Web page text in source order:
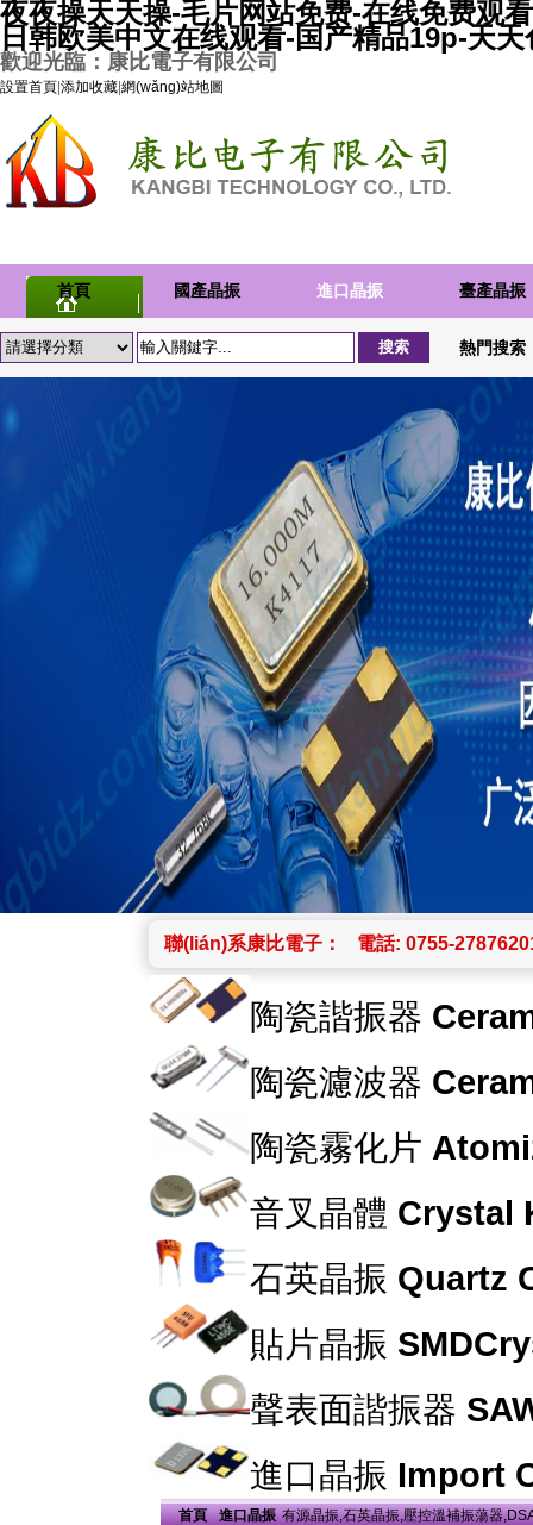
夜夜操天天操-毛片网站免费-在线免费观
日韩欧美中文在线观看-国产精品19p-天
歡迎光臨：康比電子有限公司
設置首頁 添加收藏 網(wǎng)站地圖
首頁 國產晶振 進口晶振 臺產晶振
熱門搜索
聯(lián)系康比電子： 電話: 0755-
陶瓷諧振器
陶瓷濾波器
陶瓷霧化片
音叉晶體 Crystal
石英晶振 Quartz
貼片晶振
聲表面諧振器
進口晶振 Import
首頁 進口晶振 有源晶振,石英晶振,壓控溫補振蕩器